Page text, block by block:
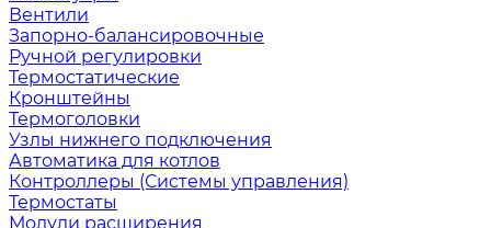
Вентили
Запорно-балансировочные
Ручной регулировки
Термостатические
Кронштейны
Термоголовки
Узлы нижнего подключения
Автоматика для котлов
Контроллеры (Системы управления)
Термостаты
Модули расширения